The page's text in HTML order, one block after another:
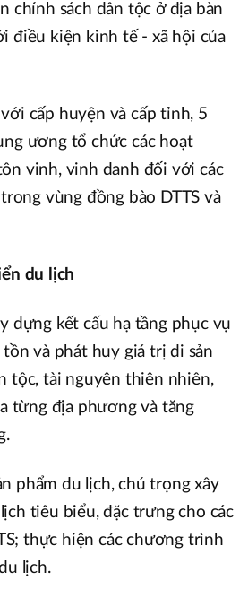
chính sách dân tộc ở địa bàn
điều kiện kinh tế - xã hội của
cấp huyện và cấp tỉnh, 5
ương tổ chức các hoạt
vinh, vinh danh đối với các
vùng đồng bào DTTS và
du lịch
dựng kết cấu hạ tầng phục vụ
và phát huy giá trị di sản
tộc, tài nguyên thiên nhiên,
từng địa phương và tăng
phẩm du lịch, chú trọng xây
tiêu biểu, đặc trưng cho các
thực hiện các chương trình
lịch.